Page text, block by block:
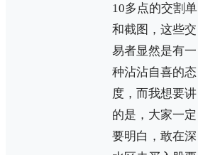
10多点的交割单
和截图，这些交
易者显然是有一
种沾沾自喜的态
度，而我想要讲
的是，大家一定
要明白，敢在深